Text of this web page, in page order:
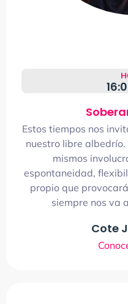
Estos tiempos nos
nuestro libre
mismos
espontaneidad,
propio que
siempre nos va
Cote